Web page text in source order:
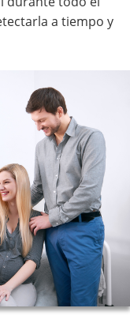
a tiempo y